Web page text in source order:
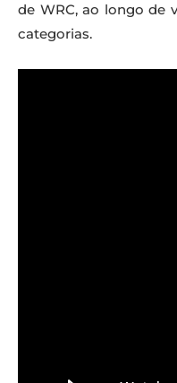
de WRC, ao longo de
categorias.